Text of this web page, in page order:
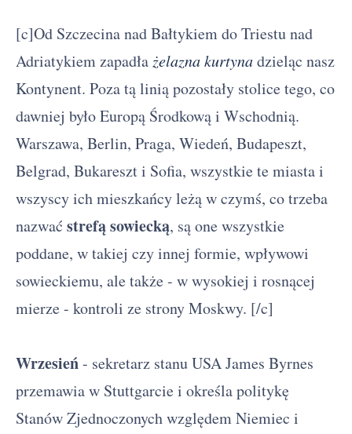
[c]Od Szczecina nad Bałtykiem do Triestu nad
Adriatykiem zapadła żelazna kurtynadzieląc nasz
Kontynent. Poza tą linią pozostały stolice tego, co
dawniej było Europą Środkową i Wschodnią.
Warszawa, Berlin, Praga, Wiedeń, Budapeszt,
Belgrad, Bukareszt i Sofia, wszystkie te miasta i
wszyscy ich mieszkańcy leżą w czymś, co trzeba
nazwać strefą sowiecką, są one wszystkie
poddane, w takiej czy innej formie, wpływowi
sowieckiemu, ale także - w wysokiej i rosnącej
mierze - kontroli ze strony Moskwy. [/c]
Wrzesień- sekretarz stanu USA James Byrnes
przemawia w Stuttgarcie i określa politykę
Stanów Zjednoczonych względem Niemiec i